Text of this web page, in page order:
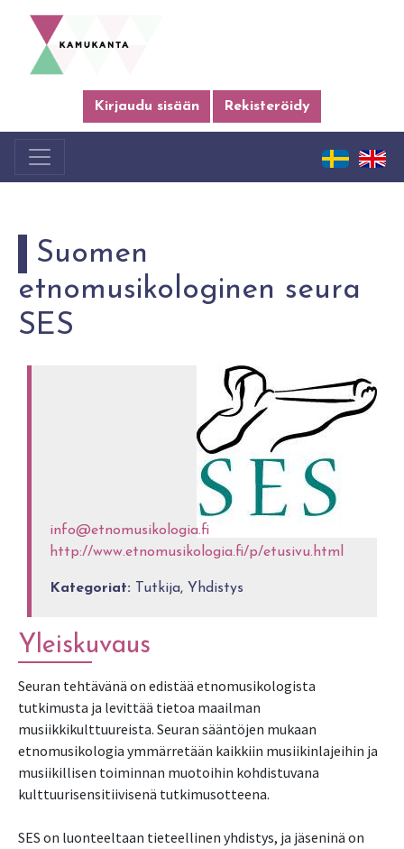
Kirjaudu sisään Rekisteröidy
Suomen
etnomusikologinen seura
SES
info@etnomusikologia.fi
http://www.etnomusikologia.fi/p/etusivu.html
Kategoriat: Tutkija, Yhdistys
Yleiskuvaus
Seuran tehtävänä on edistää etnomusikologista
tutkimusta ja levittää tietoa maailman
musiikkikulttuureista. Seuran sääntöjen mukaan
etnomusikologia ymmärretään kaikkiin musiikinlajeihin ja
musiikillisen toiminnan muotoihin kohdistuvana
kulttuurisensitiivisenä tutkimusotteena.
SES on luonteeltaan tieteellinen yhdistys, ja jäseninä on